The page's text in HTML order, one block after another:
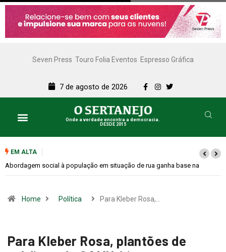
Seven Press Touro Folia Eventos Espresso Gráfica
7 de agosto de 2026
Onde a verdade encontra a democracia.
DESDE 2015
EM ALTA Cemitérios terão horário especial e missas no Dia dos Pais
médicos do SAMU é insano